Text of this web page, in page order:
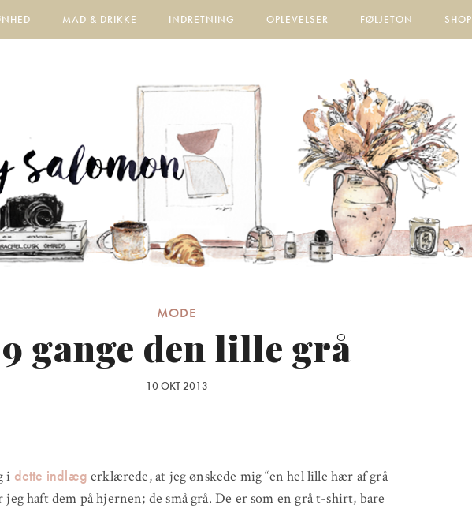
MAD & DRIKKE INDRETNING OPLEVELSER FØLJETON SHOP
MODE
9 gange den lille grå
10 OKT 2013
i dette indlæg erklærede, at jeg ønskede mig “en hel lille hær af grå
jeg haft dem på hjernen; de små grå. De er som en grå t-shirt, bare